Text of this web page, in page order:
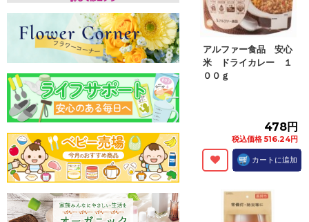
アルファー食品 安心
米 ドライカレー １
００ｇ
478円
税込価格 516.24円
カートに追加